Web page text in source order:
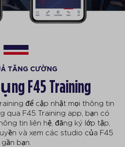
TĂNG CƯỜNG
F45 Training
để cập nhật mọi thông tin
qua F45 Training app, bạn có
tin liên hệ, đăng ký lớp tập,
và xem các studio của F45
gần bạn.